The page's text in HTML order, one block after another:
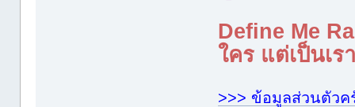
Define Me
ใคร แต่เป็นเ
>>> ข้อมูลส่วนตัวค